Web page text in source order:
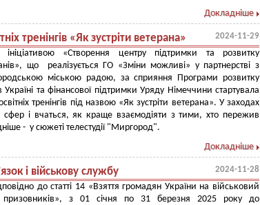
Докладніше
тренінгів «Як зустріти ветерана» 2024-11-29
ініціативою «Створення центру підтримки та розвитку
що реалізується ГО «Зміни можливі» у партнерстві з
міською радою, за сприяння Програми розвитку
та фінансової підтримки Уряду Німеччини стартувала
тренінгів під назвою «Як зустріти ветерана». У заходах
сфер і вчаться, як краще взаємодіяти з тими, хто пережив
- у сюжеті телестудії "Миргород".
Докладніше
і військову службу 2024-11-28
до статті 14 «Взяття громадян України на військовий
призовників», з 01 січня по 31 березня 2025 року до